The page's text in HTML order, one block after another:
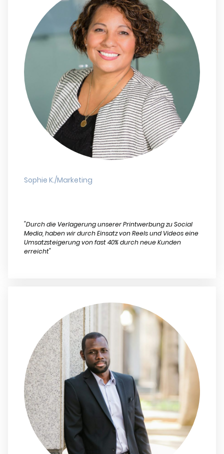
Sophie K./Marketing
"Durch die Verlagerung unserer Printwerbung zu Social
Media, haben wir durch Einsatz von Reels und Videos eine
Umsatzsteigerung von fast 40% durch neue Kunden
erreicht"